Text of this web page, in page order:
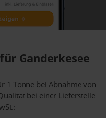
Ganderkesee
1 Tonne bei Abnahmevon
bei einer Lieferstelle